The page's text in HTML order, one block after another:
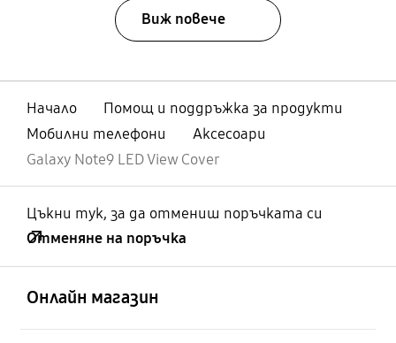
Виж повече
Начало
Помощ и поддръжка за продукти
Мобилни телефони
Аксесоари
Galaxy Note9 LED View Cover
Цъкни тук, за да отмениш поръчката си
Отменяне на поръчка
Онлайн магазин